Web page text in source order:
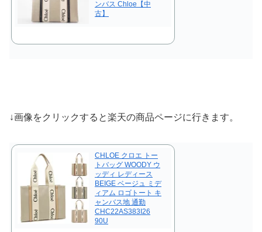
ンバス Chloe【中
古】
↓画像をクリックすると楽天の商品ページに行きます。
CHLOE クロエ トー
トバッグ WOODY ウ
ッディ レディース
BEIGE ベージュ ミデ
ィアム ロゴトート キ
ャンバス地 通勤
CHC22AS383I26
90U